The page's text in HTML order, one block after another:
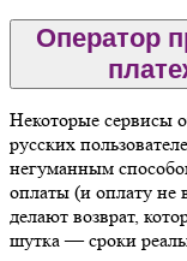
Оператор
Некоторые сервисы
русских
негуманным
оплаты (и оплату не
делают возврат,
шутка — сроки